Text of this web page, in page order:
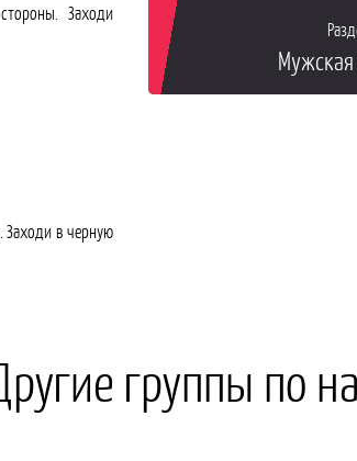
Заходи
Заходи в черную
группы по